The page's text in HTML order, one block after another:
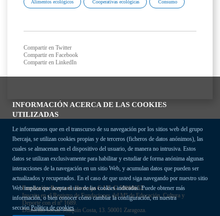
INFORMACIÓN ACERCA DE LAS COOKIES
UTILIZADAS
Le informamos que en el transcurso de su navegación por los sitios web del grupo
Ibercaja, se utilizan cookies propias y de terceros (ficheros de datos anónimos), las
cuales se almacenan en el dispositivo del usuario, de manera no intrusiva. Estos
datos se utilizan exclusivamente para habilitar y estudiar de forma anónima algunas
interacciones de la navegación en un sitio Web, y acumulan datos que pueden ser
actualizados y recuperados. En el caso de que usted siga navegando por nuestro sitio
Web implica que acepta el uso de las cookies indicadas. Puede obtener más
información, o bien conocer cómo cambiar la configuración, en nuestra
secciónPolítica de cookies
Alimentos ecológicos Cooperativas ecológicas Consumo
Compartir en Twitter
Compartir en Facebook
Compartir en LinkedIn
Fundación Bancaria Ibercaja C.I.F. G-50000652.
Inscrita en el Registro de Fundaciones del Mº de Educación, Cultura y
Deporte con el nº 1689.
Domicilio social: Joaquín Costa, 13. 50001 Zaragoza.